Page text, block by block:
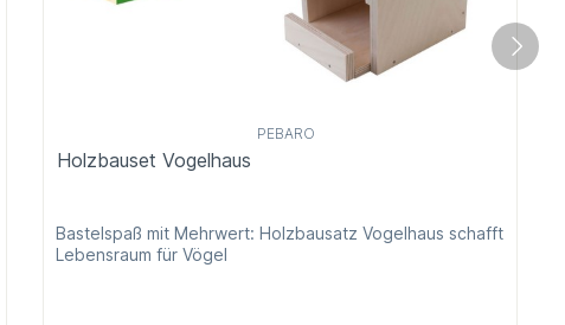
PEBARO
Holzbauset Vogelhaus
Bastelspaß mit Mehrwert: Holzbausatz Vogelhaus schafft
Lebensraum für Vögel